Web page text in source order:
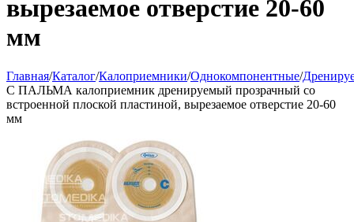
вырезаемое отверстие 20-60
мм
Главная/Каталог/Калоприемники/Однокомпонентные/
С ПАЛЬМА калоприемник дренируемый прозрачный со
встроенной плоской пластиной, вырезаемое отверстие 20-60
мм